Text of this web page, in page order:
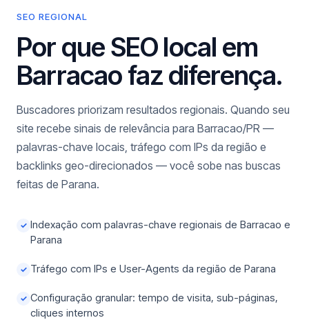
SEO REGIONAL
Por que SEO local em
Barracao faz diferença.
Buscadores priorizam resultados regionais. Quando seu
site recebe sinais de relevância para Barracao/PR —
palavras-chave locais, tráfego com IPs da região e
backlinks geo-direcionados — você sobe nas buscas
feitas de Parana.
✓ Indexação com palavras-chave regionais de Barracao e
Parana
✓ Tráfego com IPs e User-Agents da região de Parana
✓ Configuração granular: tempo de visita, sub-páginas,
cliques internos